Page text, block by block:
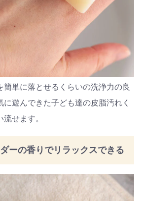
簡単に落とせるくらいの洗浄力の良
に遊んできた子ども達の皮脂汚れく
せます。
ーの香りでリラックスできる